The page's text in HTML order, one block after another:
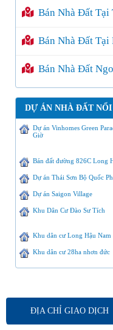
Bán Nhà Đất Tại
Bán Nhà Đất Tại
Bán Nhà Đất
DỰ ÁN NHÀ ĐẤT
Dự án Vinhomes Green
Giờ
Bán đất đường 826C Long
Dự án Thái Sơn Bộ Quốc
Dự án Saigon Village
Khu Dân Cư Đào Sư Tích
Khu dân cư Long Hậu Nam
Khu dân cư 28ha nhơn đức
ĐỊA CHỈ GIAO DỊCH